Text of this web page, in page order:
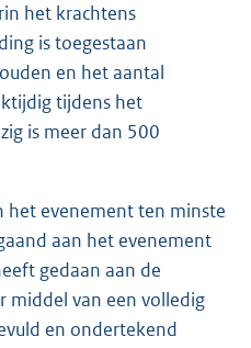
het krachtens
is toegestaan
en het aantal
tijdens het
is meer dan 500
het evenement ten minste
aan het evenement
gedaan aan de
middel van een volledig
en ondertekend